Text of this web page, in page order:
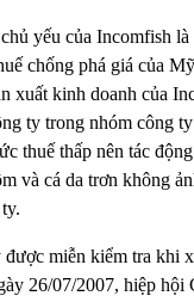
yếu của Incomfish
chống phá giá của
xuất kinh doanh của
ty trong nhóm công
thuế thấp nên tác
và cá da trơn không
miễn kiểm tra khi
26/07/2007, hiệp hội